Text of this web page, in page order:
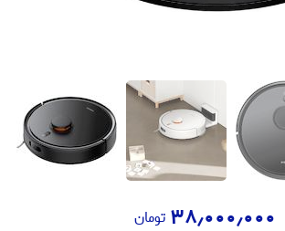
۳۸٫۰۰۰٫۰۰۰ تومان